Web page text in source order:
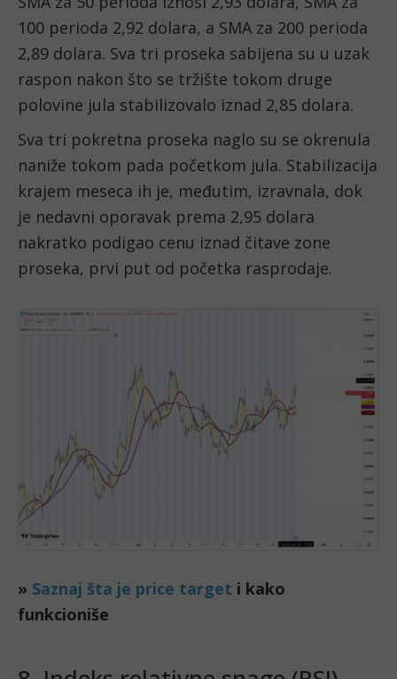
100 perioda 2,92 dolara, a SMA za 200 perioda
2,89 dolara. Sva tri proseka sabijena su u uzak
raspon nakon što se tržište tokom druge
polovine jula stabilizovalo iznad 2,85 dolara.
Sva tri pokretna proseka naglo su se okrenula
naniže tokom pada početkom jula. Stabilizacija
krajem meseca ih je, međutim, izravnala, dok
je nedavni oporavak prema 2,95 dolara
nakratko podigao cenu iznad čitave zone
proseka, prvi put od početka rasprodaje.
» Saznaj šta je price target i kako
funkcioniše